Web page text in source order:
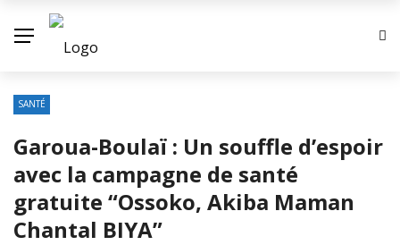
SANTÉ
Garoua-Boulaï : Un souffle d’espoir
avec la campagne de santé
gratuite “Ossoko, Akiba Maman
Chantal BIYA”